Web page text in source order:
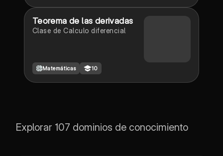
Teorema de las derivadas
Clase de Calculo diferencial
Matemáticas 10
Explorar 107 dominios de conocimiento